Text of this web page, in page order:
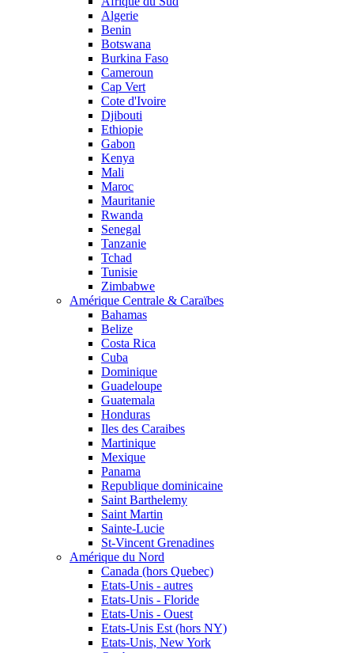
Algerie
Benin
Botswana
Burkina Faso
Cameroun
Cap Vert
Cote d'Ivoire
Djibouti
Ethiopie
Gabon
Kenya
Mali
Maroc
Mauritanie
Rwanda
Senegal
Tanzanie
Tchad
Tunisie
Zimbabwe
Amérique Centrale & Caraïbes
Bahamas
Belize
Costa Rica
Cuba
Dominique
Guadeloupe
Guatemala
Honduras
Iles des Caraibes
Martinique
Mexique
Panama
Republique dominicaine
Saint Barthelemy
Saint Martin
Sainte-Lucie
St-Vincent Grenadines
Amérique du Nord
Canada (hors Quebec)
Etats-Unis - autres
Etats-Unis - Floride
Etats-Unis - Ouest
Etats-Unis Est (hors NY)
Etats-Unis, New York